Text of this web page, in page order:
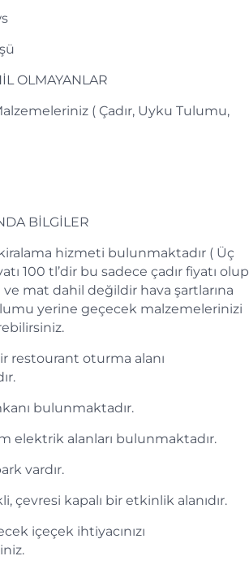
OLMAYANLAR
( Çadır, Uyku Tulumu,
BİLGİLER
hizmeti bulunmaktadır ( Üç
100 tl’dir bu sadece çadır fiyatı olup
mat dahil değildir hava şartlarına
yerine geçecek malzemelerinizi
restourant oturma alanı
bulunmaktadır.
elektrik alanları bulunmaktadır.
vardır.
çevresi kapalı bir etkinlik alanıdır.
içeçek ihtiyacınızı